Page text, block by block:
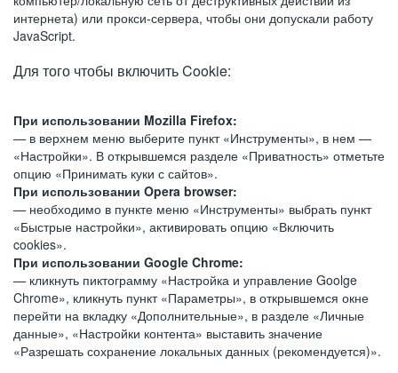
интернета) или прокси-сервера, чтобы они допускали работу
JavaScript.
Для того чтобы включить Cookie:
При использовании Mozilla Firefox:
— в верхнем меню выберите пункт «Инструменты», в нем —
«Настройки». В открывшемся разделе «Приватность» отметьте
опцию «Принимать куки с сайтов».
При использовании Opera browser:
— необходимо в пункте меню «Инструменты» выбрать пункт
«Быстрые настройки», активировать опцию «Включить
cookies».
При использовании Google Chrome:
— кликнуть пиктограмму «Настройка и управление Goolge
Chrome», кликнуть пункт «Параметры», в открывшемся окне
перейти на вкладку «Дополнительные», в разделе «Личные
данные», «Настройки контента» выставить значение
«Разрешать сохранение локальных данных (рекомендуется)».